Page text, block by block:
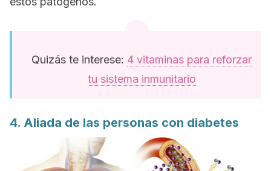
Quizás te interese: 4 vitaminas para reforzar
tu sistema inmunitario
4. Aliada de las personas con diabetes